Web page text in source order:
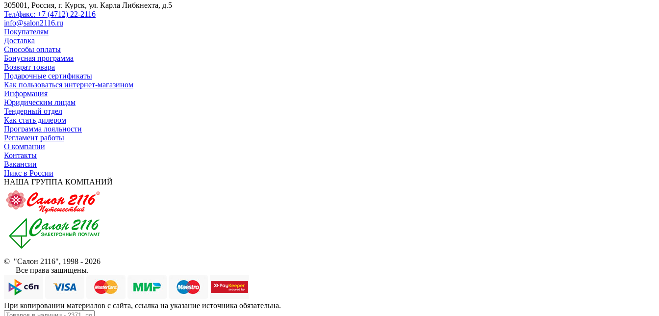
305001, Россия, г. Курск, ул. Карла Либкнехта, д.5
Тел/факс: +7 (4712) 22-2116
info@salon2116.ru
Покупателям
Доставка
Способы оплаты
Бонусная программа
Возврат товара
Подарочные сертификаты
Как пользоваться интернет-магазином
Информация
Юридическим лицам
Тендерный отдел
Как стать дилером
Программа лояльности
Регламент работы
О компании
Контакты
Вакансии
Никс в России
НАША ГРУППА КОМПАНИЙ
© "Салон 2116", 1998 - 2026
Все права защищены.
При копировании материалов с сайта, ссылка на указание источника обязательна.